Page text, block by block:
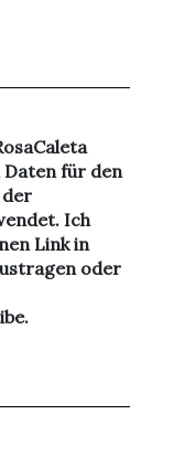
Daten für den
Ich
Link in
oder